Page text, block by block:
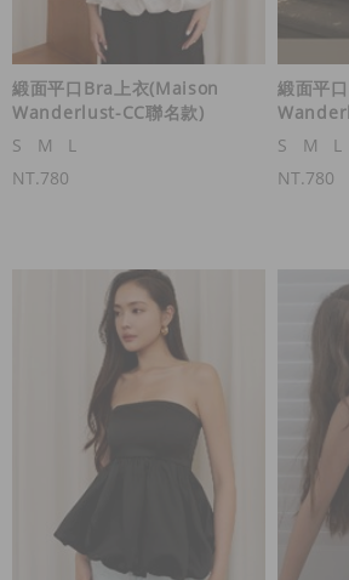
緞面平口Bra上衣(Maison
Wanderlust-CC聯名款)
S
M
L
NT.780
緞面平
S
M
L
NT.780